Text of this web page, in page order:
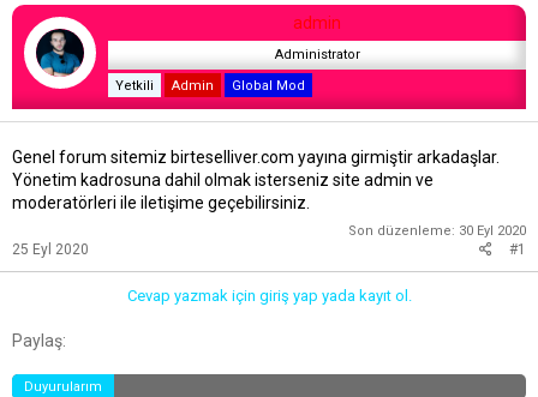
n
u
u
a
l
a
t
n
ş
n
g
ı
t
a
r
i
admin
Administrator
Yetkili
Admin Global Mod
Genel forum sitemiz birteselliver.com yayına girmiştir arkadaşlar.
Yönetim kadrosuna dahil olmak isterseniz site admin ve
moderatörleri ile iletişime geçebilirsiniz.
Son düzenleme: 30 Eyl 2020
25 Eyl 2020 #1
Cevap yazmak için giriş yap yada kayıt ol.
Paylaş:
Duyurularım